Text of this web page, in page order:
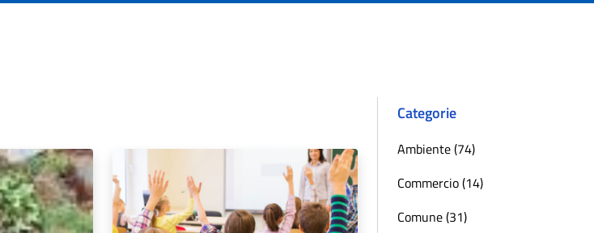
Categorie
Ambiente (74)
Commercio (14)
Comune (31)